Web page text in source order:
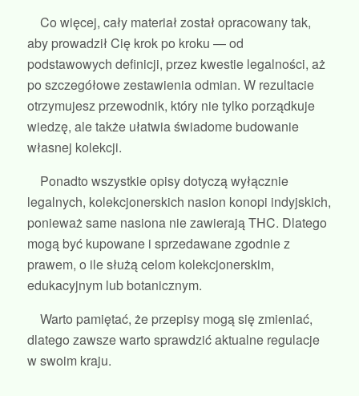
Co więcej, cały materiał został opracowany tak,
aby prowadził Cię krok po kroku — od
podstawowych definicji, przez kwestie legalności, aż
po szczegółowe zestawienia odmian. W rezultacie
otrzymujesz przewodnik, który nie tylko porządkuje
wiedzę, ale także ułatwia świadome budowanie
własnej kolekcji.
Ponadto wszystkie opisy dotyczą wyłącznie
legalnych, kolekcjonerskich nasion konopi indyjskich,
ponieważ same nasiona nie zawierają THC. Dlatego
mogą być kupowane i sprzedawane zgodnie z
prawem, o ile służą celom kolekcjonerskim,
edukacyjnym lub botanicznym.
Warto pamiętać, że przepisy mogą się zmieniać,
dlatego zawsze warto sprawdzić aktualne regulacje
w swoim kraju.